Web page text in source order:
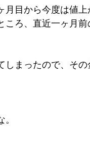
月目から今度は値
ころ、直近一ヶ月
まったので、その